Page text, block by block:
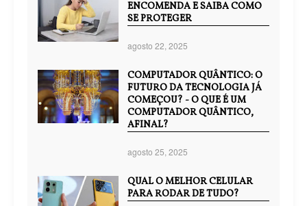
ENCOMENDA E SAIBA COMO
SE PROTEGER
agosto 22, 2025
COMPUTADOR QUÂNTICO: O
FUTURO DA TECNOLOGIA JÁ
COMEÇOU? - O QUE É UM
COMPUTADOR QUÂNTICO,
AFINAL?
agosto 25, 2025
QUAL O MELHOR CELULAR
PARA RODAR DE TUDO?